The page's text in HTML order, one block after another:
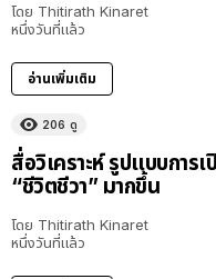
โดย Thitirath Kinaret
หนึ่งวันที่แล้ว
อ่านเพิ่มเติม
206 ดู
สื่อวิเคราะห์ รูปแบบกา
“ชีวิตชีวา” มากขึ้น
โดย Thitirath Kinaret
หนึ่งวันที่แล้ว